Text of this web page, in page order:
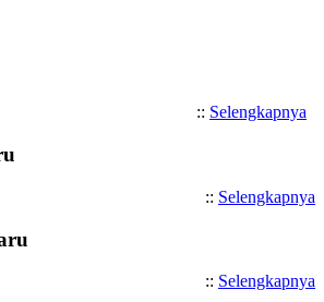
:: Selengkapnya
:: Selengkapnya
:: Selengkapnya